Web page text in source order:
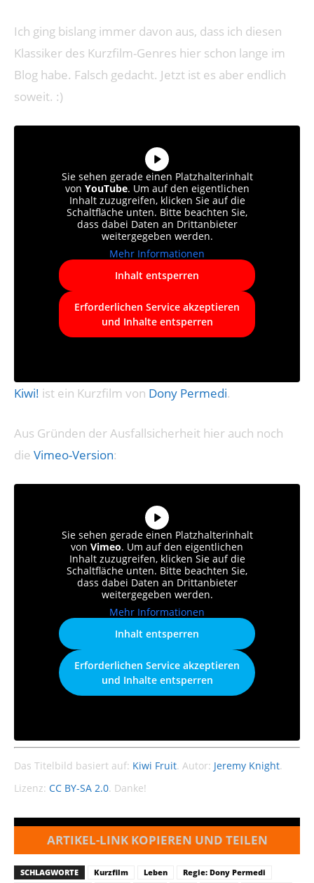
Ich ging bislang immer davon aus, dass ich diesen
Klassiker des Kurzfilm-Genres hier schon lange im
Blog habe. Falsch gedacht. Jetzt ist es aber endlich
soweit. :)
Sie sehen gerade einen Platzhalterinhalt
von YouTube. Um auf den eigentlichen
Inhalt zuzugreifen, klicken Sie auf die
Schaltfläche unten. Bitte beachten Sie,
dass dabei Daten an Drittanbieter
weitergegeben werden.
Mehr Informationen
Inhalt entsperren
Erforderlichen Service akzeptieren
und Inhalte entsperren
Kiwi! ist ein Kurzfilm von Dony Permedi.
Aus Gründen der Ausfallsicherheit hier auch noch
die Vimeo-Version:
Sie sehen gerade einen Platzhalterinhalt
von Vimeo. Um auf den eigentlichen
Inhalt zuzugreifen, klicken Sie auf die
Schaltfläche unten. Bitte beachten Sie,
dass dabei Daten an Drittanbieter
weitergegeben werden.
Mehr Informationen
Inhalt entsperren
Erforderlichen Service akzeptieren
und Inhalte entsperren
Das Titelbild basiert auf: Kiwi Fruit. Autor: Jeremy Knight.
Lizenz: CC BY-SA 2.0. Danke!
ARTIKEL-LINK KOPIEREN UND TEILEN
SCHLAGWORTE Kurzfilm Leben
Regie: Dony Permedi